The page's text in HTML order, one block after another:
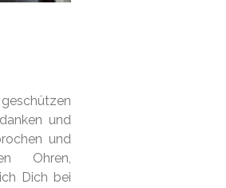
und
und
Ohren,
Dich bei